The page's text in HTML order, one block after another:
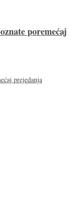
poremećaj
prejedanja